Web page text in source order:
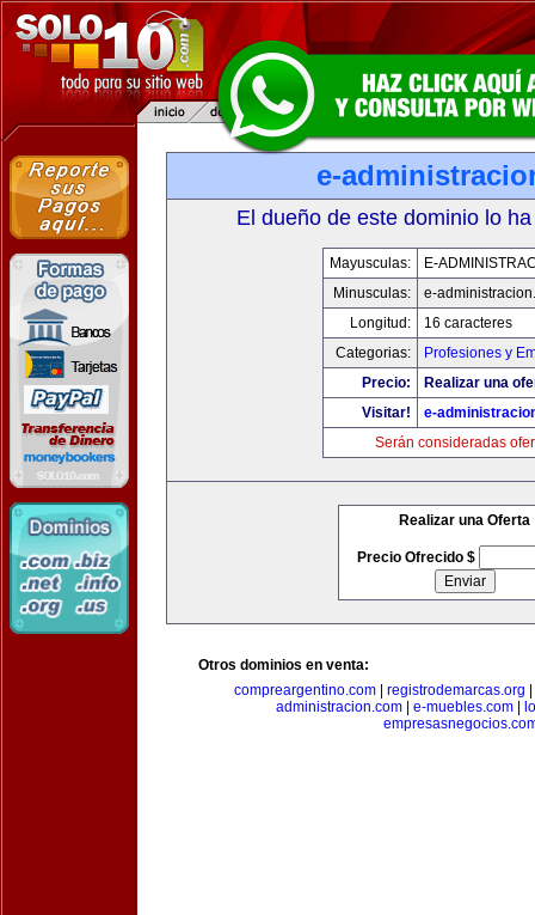
e-
El dueño de este dominio lo
Mayusculas:
E-
Minusculas:
e-
Longitud:
16 caracteres
Categorias:
Profesiones y
Precio:
Realizar una
Visitar!
e-
Serán consideradas
Realizar una Oferta
Precio Ofrecido $
Otros dominios en venta:
compreargentino.com
registrodemarcas.org
administracion.com
e-muebles.com